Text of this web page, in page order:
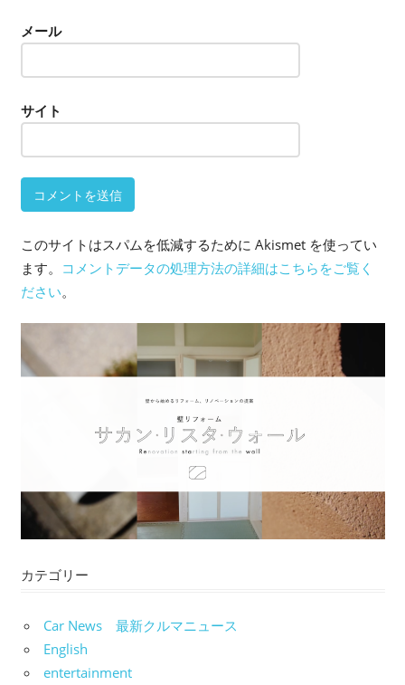
メール
サイト
このサイトはスパムを低減するために Akismet を使ってい
ます。
コメントデータの処理方法の詳細はこちらをご覧く
ださい。
カテゴリー
Car News 最新クルマニュース
English
entertainment